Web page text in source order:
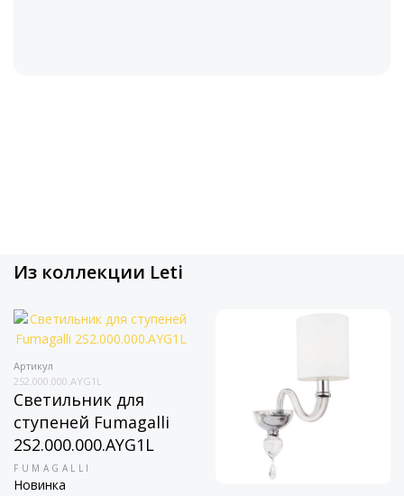
Из коллекции Leti
Артикул
2S2.000.000.AYG1L
Светильник для
ступеней Fumagalli
2S2.000.000.AYG1L
FUMAGALLI
Новинка